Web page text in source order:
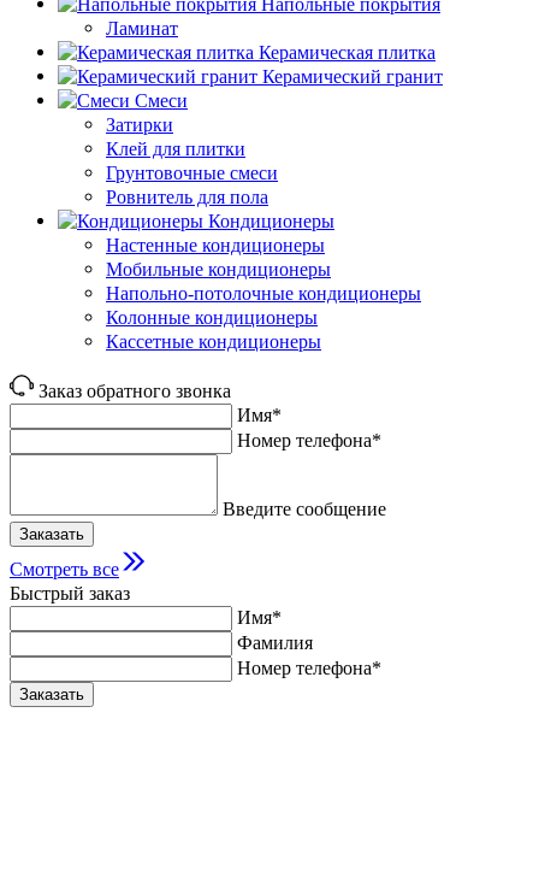
Ламинат
Керамическая плитка
Керамический гранит
Смеси
Затирки
Клей для плитки
Грунтовочные смеси
Ровнитель для пола
Кондиционеры
Настенные кондиционеры
Мобильные кондиционеры
Напольно-потолочные кондиционеры
Колонные кондиционеры
Кассетные кондиционеры
Заказ обратного звонка
Имя*
Номер телефона*
Введите сообщение
Заказать
Смотреть все
Быстрый заказ
Имя*
Фамилия
Номер телефона*